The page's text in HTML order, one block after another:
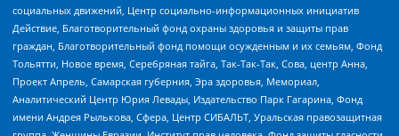
социальных движений, Центр социально-информационных инициатив
Действие, Благотворительный фонд охраны здоровья и защиты прав
граждан, Благотворительный фонд помощи осужденным и их семьям, Фонд
Тольятти, Новое время, Серебряная тайга, Так-Так-Так, Сова, центр Анна,
Проект Апрель, Самарская губерния, Эра здоровья, Мемориал,
Аналитический Центр Юрия Левады, Издательство Парк Гагарина, Фонд
имени Андрея Рылькова, Сфера, Центр СИБАЛЬТ, Уральская правозащитная